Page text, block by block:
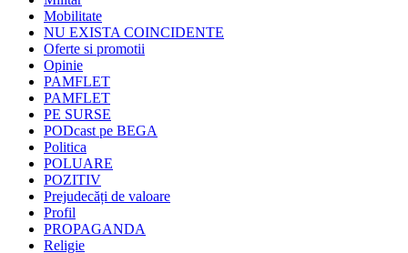
Mobilitate
NU EXISTA COINCIDENTE
Oferte si promotii
Opinie
PAMFLET
PAMFLET
PE SURSE
PODcast pe BEGA
Politica
POLUARE
POZITIV
Prejudecăți de valoare
Profil
PROPAGANDA
Religie